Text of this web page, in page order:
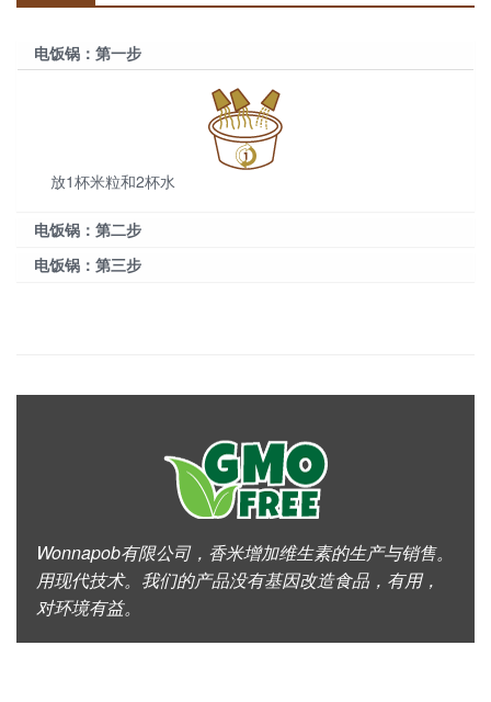
电饭锅：第一步
放1杯米粒和2杯水
电饭锅：第二步
电饭锅：第三步
Wonnapob有限公司，香米增加维生素的生产与销售。
用现代技术。我们的产品没有基因改造食品，有用，
对环境有益。